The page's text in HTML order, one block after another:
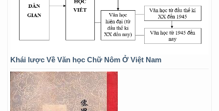
Khái lược Về Văn học Chữ Nôm Ở Việt Nam